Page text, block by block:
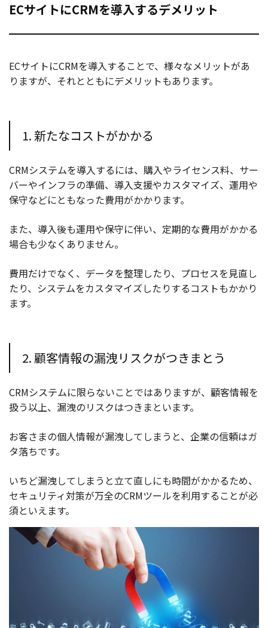
ECサイトにCRMを導入するデメリット
ECサイトにCRMを導入することで、様々なメリットがあ
りますが、それとともにデメリットもあります。
1. 新たなコストがかかる
CRMシステムを導入するには、購入やライセンス料、サー
バーやインフラの準備、導入支援やカスタマイズ、運用や
保守などにともなった費用がかかります。
また、導入後も運用や保守に伴い、定期的な費用がかかる
場合も少なくありません。
費用だけでなく、データを整理したり、プロセスを見直し
たり、システムをカスタマイズしたりするコストもかかり
ます。
2. 顧客情報の漏洩リスクがつきまとう
CRMシステムに限らないことではありますが、顧客情報を
扱う以上、漏洩のリスクはつきまといます。
お客さまの個人情報が漏洩してしまうと、企業の信頼はガ
タ落ちです。
いちど漏洩してしまうと立て直しにも時間がかかるため、
セキュリティ対策が万全のCRMツールを利用することが必
須といえます。